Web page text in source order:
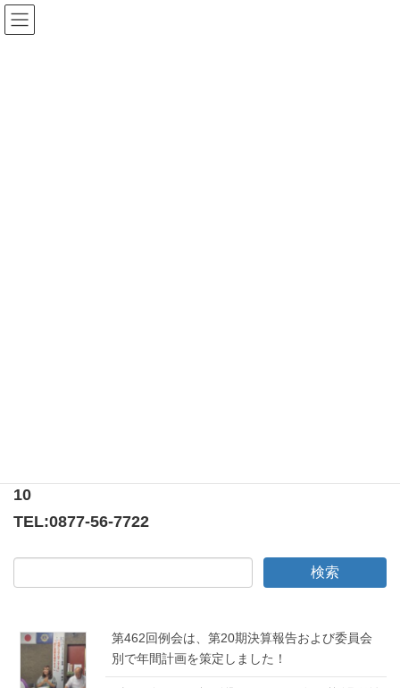
10
TEL:0877-56-7722
第462回例会は、第20期決算報告および委員会
別で年間計画を策定しました！